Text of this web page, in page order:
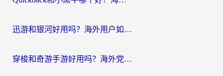
迅游和银河好用吗？海外用户如何选择回国加速器实现无缝访问国内资源
穿梭和奇游手游好用吗？海外党亲测3款回国加速器，附蜜蜂加速器七天试用攻略